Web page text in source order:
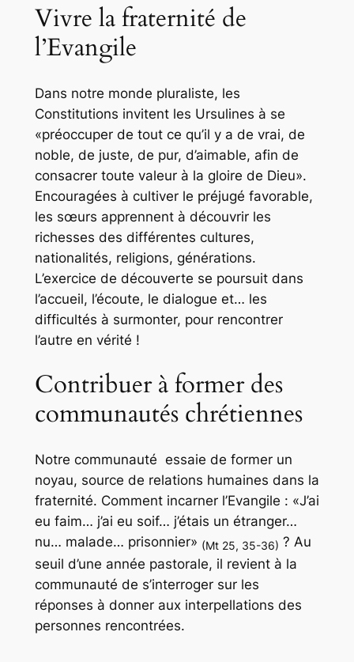
Vivre la fraternité de
l’Evangile
Dans notre monde pluraliste, les
Constitutions invitent les Ursulines à se
«préoccuper de tout ce qu’il y a de vrai, de
noble, de juste, de pur, d’aimable, afin de
consacrer toute valeur à la gloire de Dieu».
Encouragées à cultiver le préjugé favorable,
les sœurs apprennent à découvrir les
richesses des différentes cultures,
nationalités, religions, générations.
L’exercice de découverte se poursuit dans
l’accueil, l’écoute, le dialogue et… les
difficultés à surmonter, pour rencontrer
l’autre en vérité !
Contribuer à former des
communautés chrétiennes
Notre communauté essaie de former un
noyau, source de relations humaines dans la
fraternité. Comment incarner l’Evangile : «J’ai
eu faim… j’ai eu soif… j’étais un étranger…
nu… malade… prisonnier» (Mt 25, 35-36) ? Au
seuil d’une année pastorale, il revient à la
communauté de s’interroger sur les
réponses à donner aux interpellations des
personnes rencontrées.